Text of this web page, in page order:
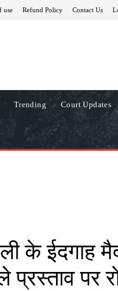
use Refund Policy Contact Us
Trending Court Updates
के ईदगाह
प्रस्ताव पर